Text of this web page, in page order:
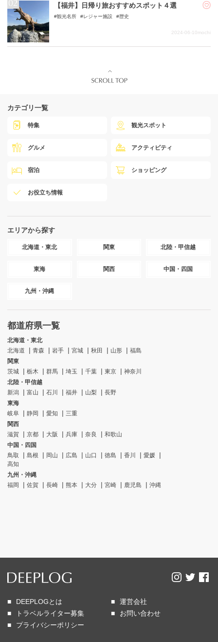
【福井】日帰り旅おすすめスポット４選
観光名所 レジャー施設 歴史
2024-06-10mochi
カテゴリ一覧
特集 観光スポット
グルメ アクティビティ
宿泊 ショッピング
お役立ち情報
エリアから探す
北海道・東北 関東 北陸・甲信越
東海 関西 中国・四国
九州・沖縄
都道府県一覧
北海道・東北
北海道
青森 岩手 宮城 秋田 山形
福島
関東
茨城
栃木 群馬 埼玉 千葉 東京
神奈川
北陸・甲信越
新潟
富山 石川 福井 山梨
長野
東海
岐阜
静岡 愛知
三重
関西
滋賀
京都 大阪 兵庫 奈良
和歌山
中国・四国
鳥取
島根 岡山 広島 山口 徳島 香川
愛媛
高知
九州・沖縄
福岡
佐賀 長崎 熊本 大分 宮崎 鹿児島 沖縄
DEEPLOGとは
運営会社
トラベルライター募集
お問い合わせ
プライバシーポリシー